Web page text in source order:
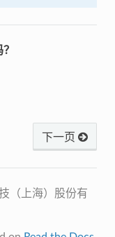
下一页
（上海）股份有